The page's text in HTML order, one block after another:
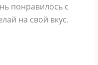
понравилось с
на свой вкус.